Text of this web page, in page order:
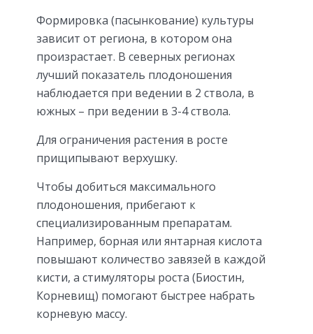
Формировка (пасынкование) культуры
зависит от региона, в котором она
произрастает. В северных регионах
лучший показатель плодоношения
наблюдается при ведении в 2 ствола, в
южных – при ведении в 3-4 ствола.
Для ограничения растения в росте
прищипывают верхушку.
Чтобы добиться максимального
плодоношения, прибегают к
специализированным препаратам.
Например, борная или янтарная кислота
повышают количество завязей в каждой
кисти, а стимуляторы роста (Биостин,
Корневищ) помогают быстрее набрать
корневую массу.